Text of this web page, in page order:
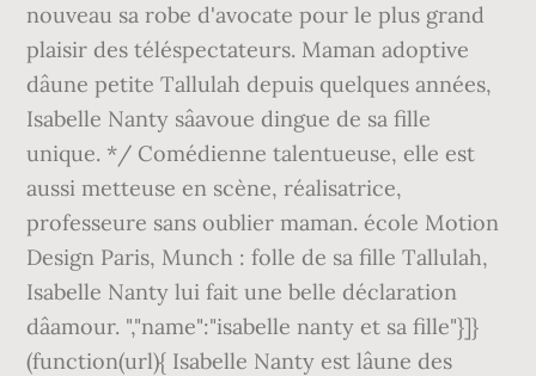
nouveau sa robe d'avocate pour le plus grand
plaisir des téléspectateurs. Maman adoptive
dâune petite Tallulah depuis quelques années,
Isabelle Nanty sâavoue dingue de sa fille
unique. */ Comédienne talentueuse, elle est
aussi metteuse en scène, réalisatrice,
professeure sans oublier maman. école Motion
Design Paris, Munch : folle de sa fille Tallulah,
Isabelle Nanty lui fait une belle déclaration
dâamour. ","name":"isabelle nanty et sa fille"}]}
(function(url){ Isabelle Nanty est lâune des